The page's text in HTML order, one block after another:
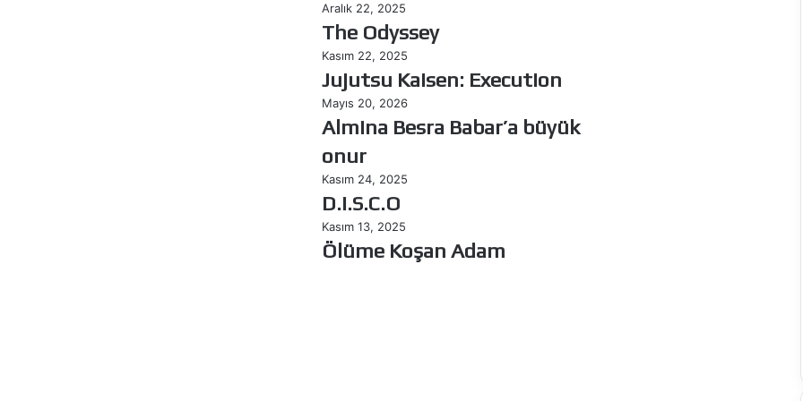
The
Odyssey
Aralık 22, 2025
The Odyssey
Jujutsu
Kaisen:
Execution
Kasım 22, 2025
Jujutsu Kaisen: Execution
Almina
Besra
büyük
onur
Mayıs 20, 2026
Almina Besra Babar’a büyük
onur
D.I.S.C.O
Kasım 24, 2025
D.I.S.C.O
Ölüme
Koşan
Kasım 13, 2025
Ölüme Koşan Adam